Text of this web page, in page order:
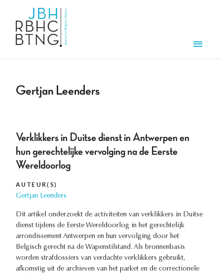
Gertjan Leenders
Verklikkers in Duitse dienst in Antwerpen en
hun gerechtelijke vervolging na de Eerste
Wereldoorlog
AUTEUR(S)
Gertjan Leenders
Dit artikel onderzoekt de activiteiten van verklikkers in Duitse
dienst tijdens de Eerste Wereldoorlog in het gerechtelijk
arrondissement Antwerpen en hun vervolging door het
Belgisch gerecht na de Wapenstilstand. Als bronnenbasis
worden strafdossiers van verdachte verklikkers gebruikt,
afkomstig uit de archieven van het parket en de correctionele